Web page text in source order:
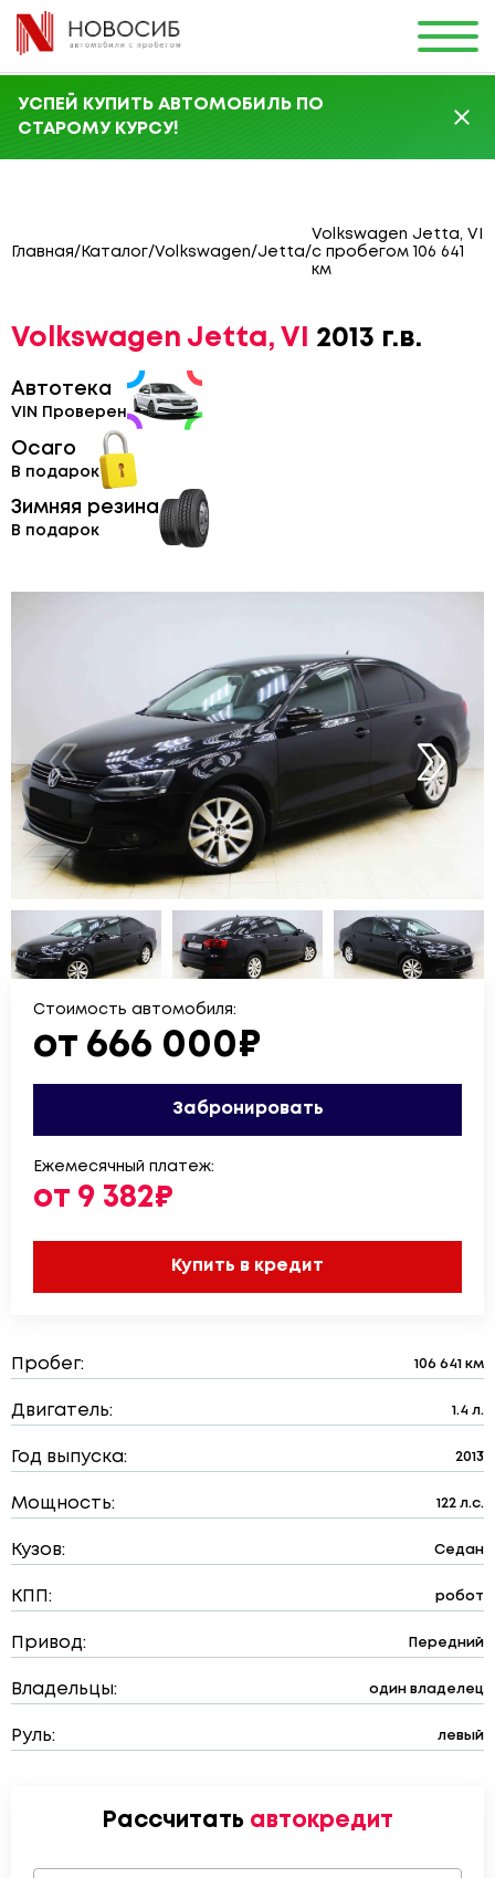
УСПЕЙ КУПИТЬ АВТОМОБИЛЬ ПО
СТАРОМУ КУРСУ!
Главная/ Каталог/Volkswagen/Jetta/
Volkswagen Jetta, VI
с пробегом 106 641
км
Volkswagen Jetta, VI 2013 г.в.
Автотека
VIN Проверен
Осаго
В подарок
Зимняя резина
В подарок
Стоимость автомобиля:
от 666 000₽
Забронировать
Ежемесячный платеж:
от 9 382₽
Купить в кредит
Пробег: 106 641 км
Двигатель: 1.4 л.
Год выпуска: 2013
Мощность: 122 л.с.
Кузов: Седан
КПП: робот
Привод: Передний
Владельцы: один владелец
Руль: левый
Рассчитать автокредит